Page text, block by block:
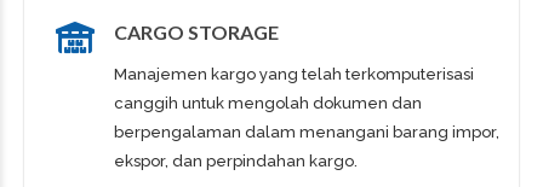
CARGO STORAGE
Manajemen kargo yang telah terkomputerisasi
canggih untuk mengolah dokumen dan
berpengalaman dalam menangani barang impor,
ekspor, dan perpindahan kargo.